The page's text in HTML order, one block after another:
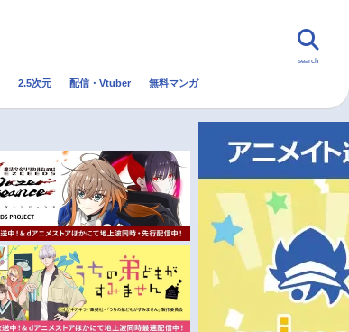
トレンド 無料マンガ
秋アニメ
冬アニメ
search
2.5次元 配信・Vtuber 無料マンガ